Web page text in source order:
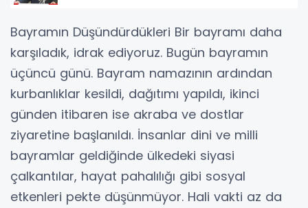
Bayramın Düşündürdükleri Bir bayramı daha
karşıladık, idrak ediyoruz. Bugün bayramın
üçüncü günü. Bayram namazının ardından
kurbanlıklar kesildi, dağıtımı yapıldı, ikinci
günden itibaren ise akraba ve dostlar
ziyaretine başlanıldı. İnsanlar dini ve milli
bayramlar geldiğinde ülkedeki siyasi
çalkantılar, hayat pahalılığı gibi sosyal
etkenleri pekte düşünmüyor. Hali vakti az da